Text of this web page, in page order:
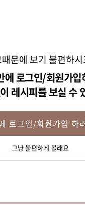
길이로 썰어주세요. 무는
문에 보기 불편하
에 로그인/회원가입
레시피를 보실 수
로그인/회원가입 하
그냥 불편하게 볼래요